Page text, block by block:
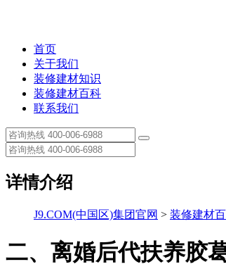
首页
关于我们
装修建材知识
装修建材百科
联系我们
详情介绍
J9.COM(中国区)集团官网 > 装修建材
二、离婚后代扶养胶